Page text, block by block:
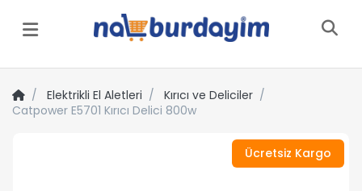
Menü
Elektrikli El Aletleri
Kırıcı ve Deliciler
Catpower E5701 Kırıcı Delici 800w
Ücretsiz Kargo